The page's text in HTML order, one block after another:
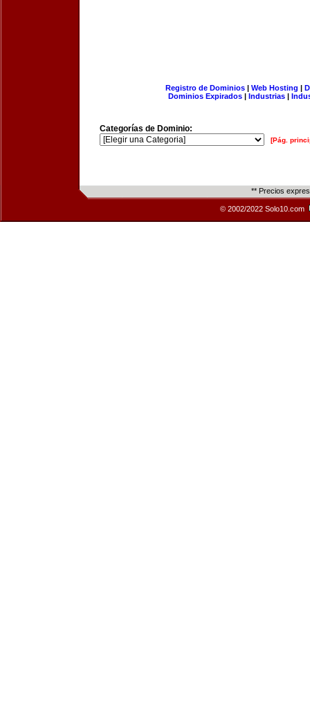
Registro de Dominios| Web Hosting |
Dominios Expirados | Industrias |
Categorías de Dominio:
[Pág.
** Precios
© 2002/2022 Solo10.com